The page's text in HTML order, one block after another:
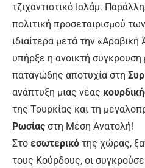
τζιχαντιστικό Ισλάμ.
πολιτική προσεταιρισμού
ιδιαίτερα μετά την «Αραβική
υπήρξε η ανοικτή σύγκρουση
παταγώδης αποτυχία στη
ανάπτυξη μιας νέας
της Τουρκίας και τη
Ρωσίας στη Μέση Ανατολή!
Στο εσωτερικό της χώρας,
τους Κούρδους, οι